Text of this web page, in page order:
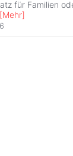
für Familien
[Mehr]